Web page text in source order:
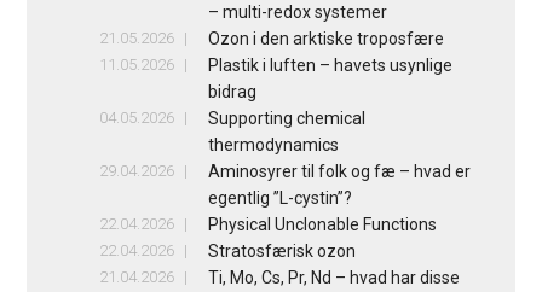
– multi-redox systemer
21.05.2026 Ozon i den arktiske troposfære
11.05.2026
Plastik i luften – havets usynlige
bidrag
04.05.2026
Supporting chemical
thermodynamics
29.04.2026
Aminosyrer til folk og fæ – hvad er
egentlig ”L-cystin”?
22.04.2026 Physical Unclonable Functions
22.04.2026 Stratosfærisk ozon
21.04.2026
Ti, Mo, Cs, Pr, Nd – hvad har disse